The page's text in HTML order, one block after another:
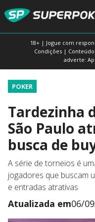
18+ | Jogue com
Condições |
adverte:
POKER
Tardezinha
São Paulo
busca de
A série de torneios é
jogadores que buscam
e entradas atrativas
Atualizada em06/